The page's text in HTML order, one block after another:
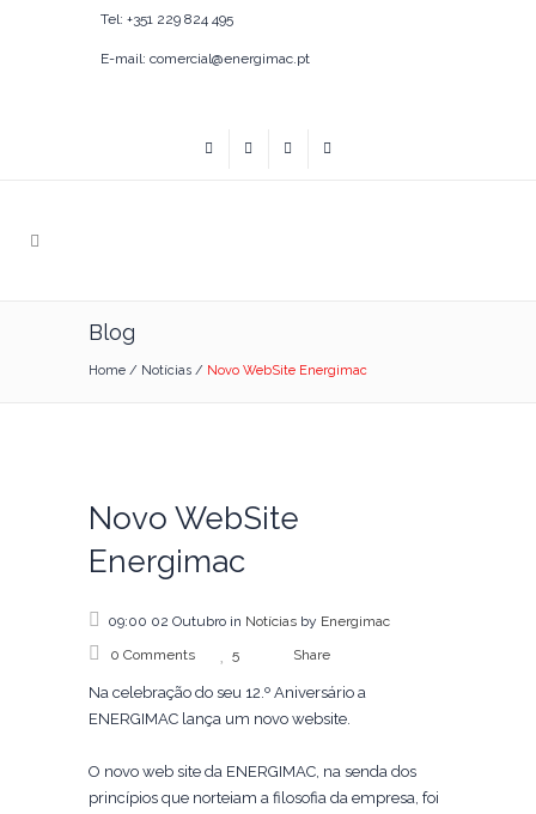
Tel: +351 229 824 495
E-mail: comercial@energimac.pt
Blog
Home / Notícias / Novo WebSite Energimac
Novo WebSite
Energimac
09:00 02 Outubro in Notícias by Energimac
0 Comments
5 Share
Na celebração do seu 12.º Aniversário a
ENERGIMAC lança um novo website.
O novo web site da ENERGIMAC, na senda dos
princípios que norteiam a filosofia da empresa, foi